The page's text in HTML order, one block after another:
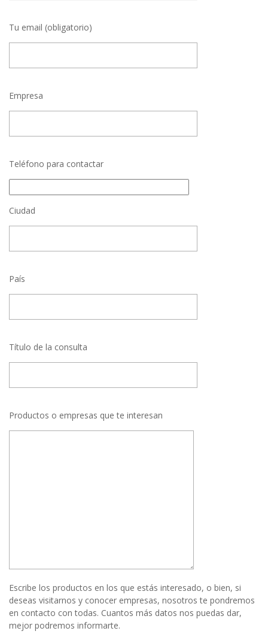
Tu email (obligatorio)
Empresa
Teléfono para contactar
Ciudad
País
Título de la consulta
Productos o empresas que te interesan
Escribe los productos en los que estás interesado, o bien, si
deseas visitarnos y conocer empresas, nosotros te pondremos
en contacto con todas. Cuantos más datos nos puedas dar,
mejor podremos informarte.